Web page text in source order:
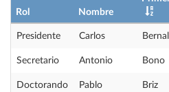
Rol Nombre
Presidente Carlos Bernal
Secretario Antonio Bono
Doctorando Pablo Briz